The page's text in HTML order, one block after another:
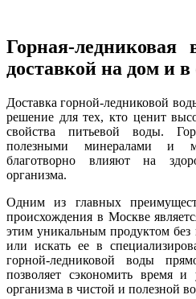
Горная-
доставкой на дом и
Доставка горной-ледниковой
решение для тех, кто ценит
свойства питьевой воды.
полезными минералами и
благотворно влияют на
организма.
Одним из главных
происхождения в Москве
этим уникальным продуктом без
или искать ее в
горной-ледниковой воды
позволяет сэкономить время и
организма в чистой и полезной